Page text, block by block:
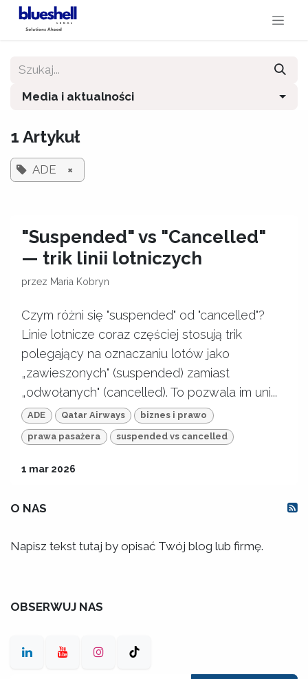
Przejdź do zawartości
Media i aktualności
1 Artykuł
ADE ×
"Suspended" vs "Cancelled"
— trik linii lotniczych
przez Maria Kobryn
Czym różni się "suspended" od "cancelled"?
Linie lotnicze coraz częściej stosują trik
polegający na oznaczaniu lotów jako
„zawieszonych" (suspended) zamiast
„odwołanych" (cancelled). To pozwala im uni...
ADE Qatar Airways biznes i prawo
prawa pasażera suspended vs cancelled
1 mar 2026
O NAS
Napisz tekst tutaj by opisać Twój blog lub firmę.
OBSERWUJ NAS